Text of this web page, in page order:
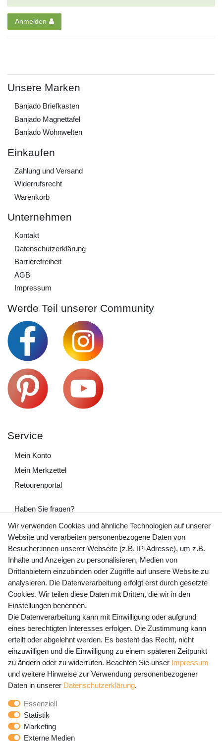
Anmelden
Unsere Marken
Banjado Briefkasten
Banjado Magnettafel
Banjado Wohnwelten
Einkaufen
Zahlung und Versand
Widerrufs­recht
Warenkorb
Unternehmen
Kontakt
Daten­schutz­erklärung
Barrierefreiheit
AGB
Impressum
Werde Teil unserer Community
Service
Mein Konto
Mein Merkzettel
Retourenportal
Haben Sie fragen?
+49 (0) 35243 460 400
Mo-Fr 9-15 Uhr
shop@banjado.com
Preisangaben inkl. gesetzl. MwSt. und zzgl. Service- und
Versandkosten
Newsletter Anmeldung - Keine Angebote
mehr verpassen!
E-MAIL **
Newsletter
Honig
Hiermit bestätige ich, dass ich die
gelesen habe. Meine Einwilligung kann ich jederzeit
widerrufen.**
Wir verwenden Cookies und ähnliche Technologien auf unserer
Website und verarbeiten personenbezogene Daten von
Besucher:innen unserer Webseite (z.B. IP-Adresse), um z.B.
Inhalte und Anzeigen zu personalisieren, Medien von
Drittanbietern einzubinden oder Zugriffe auf unsere Website zu
analysieren. Die Datenverarbeitung erfolgt erst durch gesetzte
Cookies. Wir teilen diese Daten mit Dritten, die wir in den
Einstellungen benennen.
Die Datenverarbeitung kann mit Einwilligung oder aufgrund
eines berechtigten Interesses erfolgen. Die Zustimmung kann
erteilt oder abgelehnt werden. Es besteht das Recht, nicht
einzuwilligen und die Einwilligung zu einem späteren Zeitpunkt
zu ändern oder zu widerrufen. Beachten Sie unser Impressum
und weitere Hinweise zur Verwendung personenbezogener
Daten in unserer Daten­schutz­erklärung.
Essenziell
Statistik
Marketing
Externe Medien